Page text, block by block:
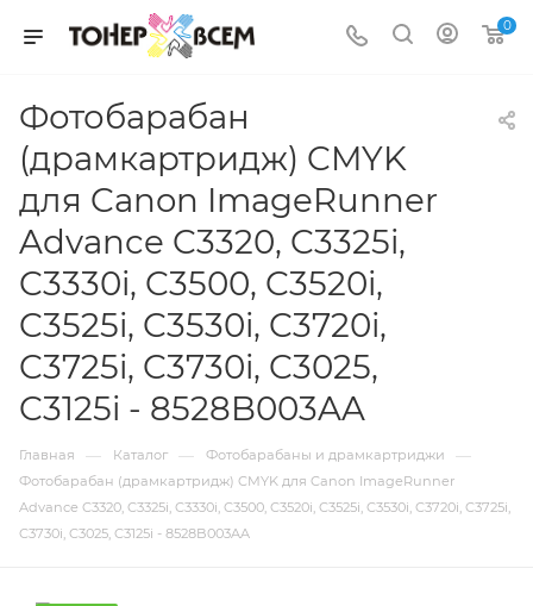
0
Фотобарабан
(драмкартридж) CMYK
для Canon ImageRunner
Advance C3320, C3325i,
C3330i, C3500, C3520i,
C3525i, C3530i, C3720i,
C3725i, C3730i, C3025,
C3125i - 8528B003AA
Главная — Каталог — Фотобарабаны и драмкартриджи —
Фотобарабан (драмкартридж) CMYK для Canon ImageRunner
Advance C3320, C3325i, C3330i, C3500, C3520i, C3525i, C3530i, C3720i, C3725i,
C3730i, C3025, C3125i - 8528B003AA